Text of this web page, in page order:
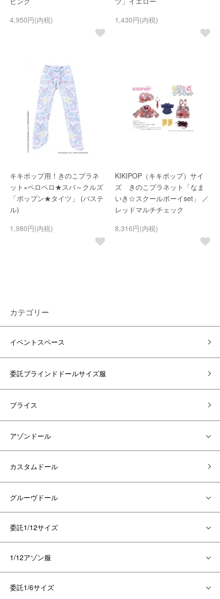
4,950円(内税)
1,430円(内税)
キキポップ用！きのこプラネ
ット×ペロペロ★スパ～クルズ
「ポップン★タイツ」 (パステ
ル)
1,980円(内税)
KIKIPOP（キキポップ）サイ
ズ きのこプラネット「なま
いき☆スクールボーイset」 ／
レッドマルチチェック
8,316円(内税)
カテゴリー
イベントスペース
委託ブラインドドールサイズ服
ブライス
アゾンドール
カスタムドール
グルーヴドール
委託1/12サイズ
1/12アゾン服
委託1/6サイズ